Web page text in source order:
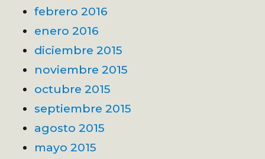
febrero 2016
enero 2016
diciembre 2015
noviembre 2015
octubre 2015
septiembre 2015
agosto 2015
mayo 2015